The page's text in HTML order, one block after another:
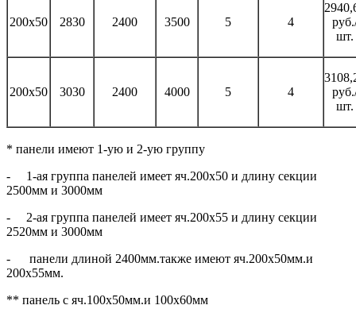
200х50 2830 2400 3500 5 4
шт.
200х50 3030 2400 4000 5 4
шт.
* панели имеют 1-ую и 2-ую группу
- 1-ая группа панелей имеет яч.200х50 и длину секции
2500мм и 3000мм
- 2-ая группа панелей имеет яч.200х55 и длину секции
2520мм и 3000мм
- панели длиной 2400мм.также имеют яч.200х50мм.и
200х55мм.
** панель с яч.100х50мм.и 100х60мм